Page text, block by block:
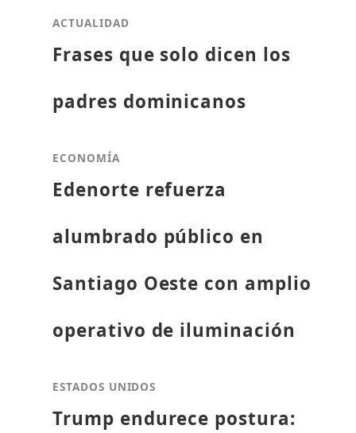
ACTUALIDAD
Frases que solo dicen los
padres dominicanos
ECONOMÍA
Edenorte refuerza
alumbrado público en
Santiago Oeste con amplio
operativo de iluminación
ESTADOS UNIDOS
Trump endurece postura: